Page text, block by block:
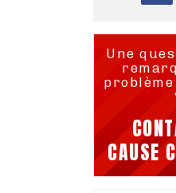
Une
CAUSE